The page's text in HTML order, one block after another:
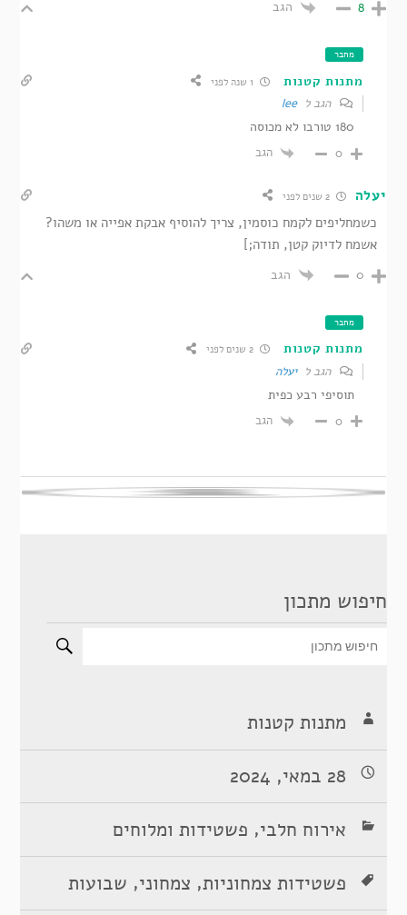
8 הגב
מחבר
מתנות קטנות
הגב לlee
180 טורבו לא מכוסה
0 הגב
יעלה 2 שנים לפני
כשמחליפים לקמח כוסמין, צריך להוסיף אבקת אפייה או משהו?
אשמח לדיוק קטן, תודה;]
0 הגב
מחבר
מתנות קטנות 2 שנים לפני
הגב ליעלה
תוסיפי רבע כפית
0 הגב
חיפוש מתכון
מתנות קטנות
28 במאי, 2024
אירוח חלבי, פשטידות ומלוחים
פשטידות צמחוניות, צמחוני, שבועות